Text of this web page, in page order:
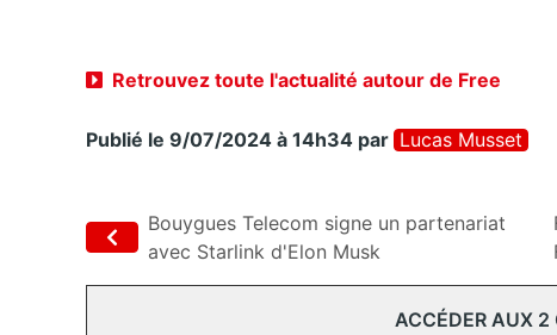
Retrouvez toute l'actualité autour de Free
Publié le 9/07/2024 à 14h34 par Lucas Musset
Bouygues Telecom signe un partenariat
avec Starlink d'Elon Musk
ACCÉDER AUX